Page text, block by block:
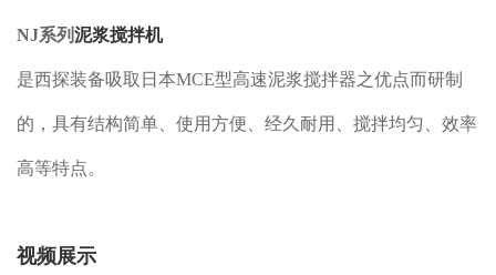
NJ系列泥浆搅拌机
是西探装备吸取日本MCE型高速泥浆搅拌器之优点而研制
的，具有结构简单、使用方便、经久耐用、搅拌均匀、效率
高等特点。
视频展示